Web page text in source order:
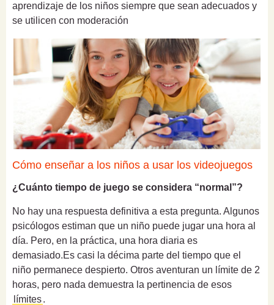
aprendizaje de los niños siempre que sean adecuados y
se utilicen con moderación
Cómo enseñar a los niños a usar los videojuegos
¿Cuánto tiempo de juego se considera “normal”?
No hay una respuesta definitiva a esta pregunta. Algunos
psicólogos estiman que un niño puede jugar una hora al
día. Pero, en la práctica, una hora diaria es
demasiado.Es casi la décima parte del tiempo que el
niño permanece despierto. Otros aventuran un límite de 2
horas, pero nada demuestra la pertinencia de esos
límites.